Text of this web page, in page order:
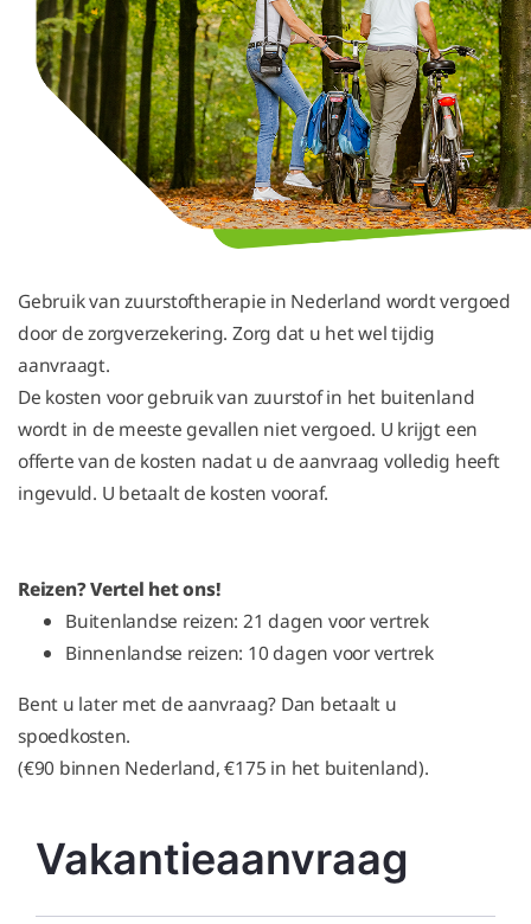
Gebruik van zuurstoftherapie in Nederland wordt vergoed
door de zorgverzekering. Zorg dat u het wel tijdig
aanvraagt.
De kosten voor gebruik van zuurstof in het buitenland
wordt in de meeste gevallen nietvergoed. U krijgt een
offerte van de kosten nadat u de aanvraag volledig heeft
ingevuld. U betaalt de kosten vooraf.
Reizen? Vertel het ons!
Buitenlandse reizen: 21 dagen voor vertrek
Binnenlandse reizen: 10 dagen voor vertrek
Bent u later met de aanvraag? Dan betaalt u
spoedkosten.
(€90 binnen Nederland, €175 in het buitenland).
Vakantieaanvraag